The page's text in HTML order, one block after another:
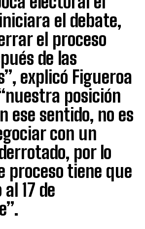
el debate,
el proceso
de las
explicó Figueroa
posición
ese sentido, no es
con un
por lo
proceso tiene que
17 de